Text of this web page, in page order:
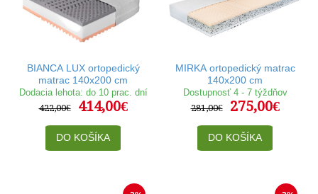
BIANCA LUX ortopedický
matrac 140x200 cm
Dodacia lehota: do 10 prac. dní
422,00€
414,00€
DO KOŠÍKA
MIRKA ortopedický matrac
140x200 cm
Dostupnosť 4 - 7 týždňov
281,00€
275,00€
DO KOŠÍKA